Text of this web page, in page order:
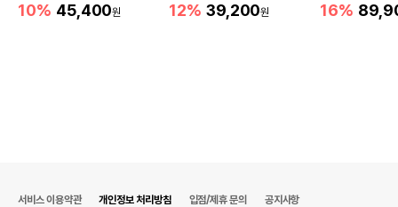
10% 45,400원 12% 39,200원 16%
서비스 이용약관 개인정보 처리방침 입점/제휴 문의 공지사항